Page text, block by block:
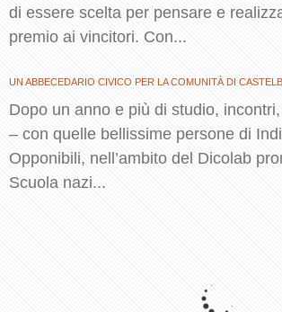
di essere scelta per pensare e
premio ai vincitori. Con...
UN ABBECEDARIO CIVICO PER LA COMUNITÀ DI
Dopo un anno e più di studio,
– con quelle bellissime persone di
Opponibili, nell’ambito del Dicolab
Scuola nazi...